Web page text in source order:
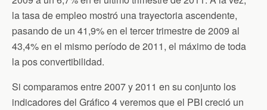
la tasa de empleo mostró una trayectoria ascendente,
pasando de un 41,9% en el tercer trimestre de 2009 al
43,4% en el mismo período de 2011, el máximo de toda
la pos convertibilidad.
Si comparamos entre 2007 y 2011 en su conjunto los
indicadores del Gráfico 4 veremos que el PBI creció un